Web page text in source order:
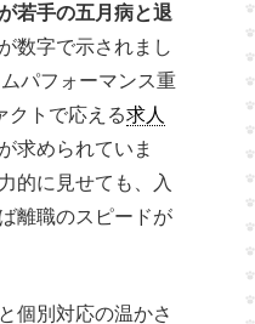
若手の五月病と退
が数字で示されまし
パフォーマンス重
クトで応える求人
求められていま
的に見せても、入
離職のスピードが
個別対応の温かさ